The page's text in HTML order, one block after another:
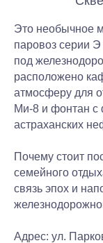
Это необычное
паровоз серии
под
расположено
атмосферу для
Ми-8 и фонтан с
астраханских
Почему стоит
семейного
связь эпох и
Адрес: ул.